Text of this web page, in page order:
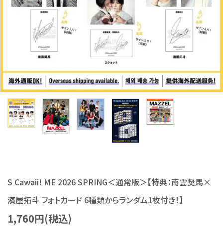
声優写真集・フォトブック
声優グッズ
アイドル・タレント
ヒーロー文庫
特定商取引法について
S Cawaii! ME 2026 SPRING＜通常版＞【特典：南雲奨馬×
濱屋拓斗 フォトカード 6種類からランダム1枚付き！】
1,760円(税込)